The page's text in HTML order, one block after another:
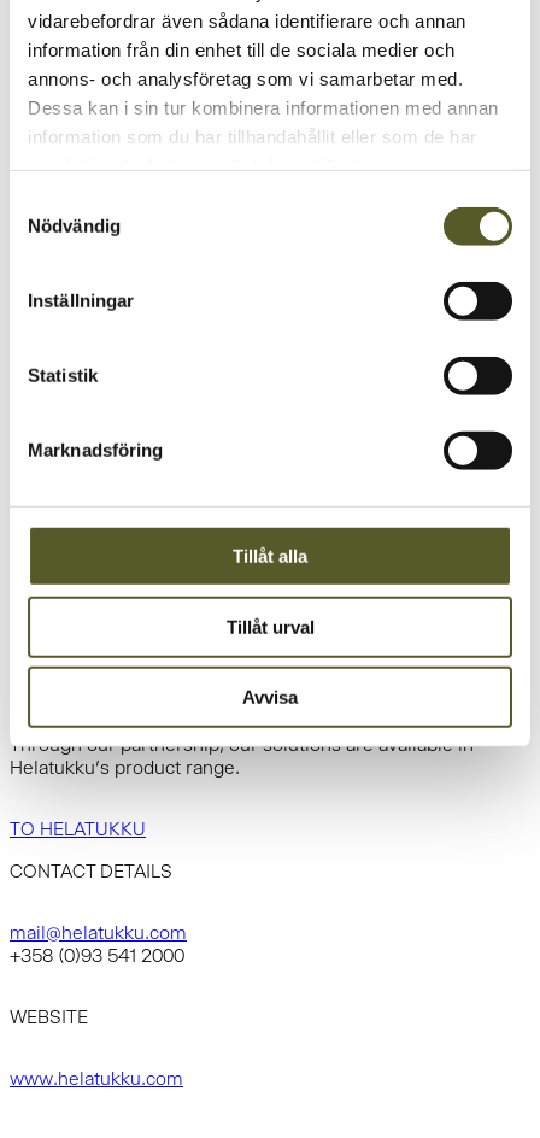
vidarebefordrar även sådana identifierare och annan
information från din enhet till de sociala medier och
annons- och analysföretag som vi samarbetar med.
Dessa kan i sin tur kombinera informationen med annan
information som du har tillhandahållit eller som de har
Nödvändig
Inställningar
Statistik
Marknadsföring
Tillåt alla
Tillåt urval
Avvisa
HELATUKKU FINLAND OY
Helatukku Finland OY is our partner in Finland. We became
official partners in 2013.
Thanks to their industry knowledge and experience,
Helatukku has grown to become a trusted supplier to
thousands of customers. They work closely with various
sectors of the furniture and kitchen industry and have
extensive experience with products for kitchens and interior
Through our partnership, our solutions are available in
Helatukku’s product range.
TO HELATUKKU
CONTACT DETAILS
mail@helatukku.com
+358 (0)93 541 2000
WEBSITE
www.helatukku.com